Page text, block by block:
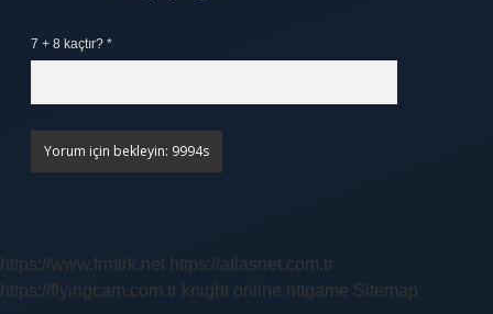
7 + 8 kaçtır? *
https://www.frmtrk.net https://atlasnet.com.tr
https://flyingcam.com.tr knight online nttgame Sitemap